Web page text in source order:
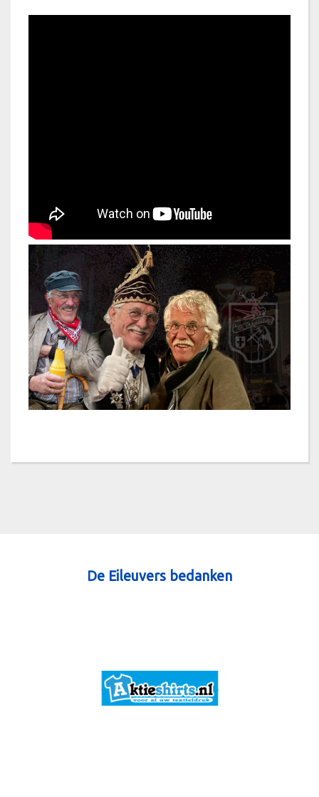
De Eileuvers bedanken